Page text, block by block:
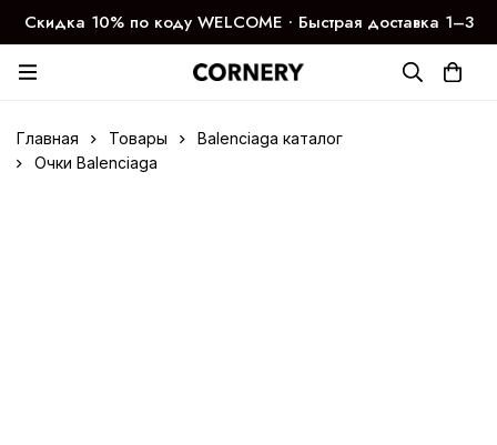
Скидка 10% по коду WELCOME ∙ Быстрая доставка 1–3
дня
Главная Товары
Balenciaga каталог
Очки Balenciaga